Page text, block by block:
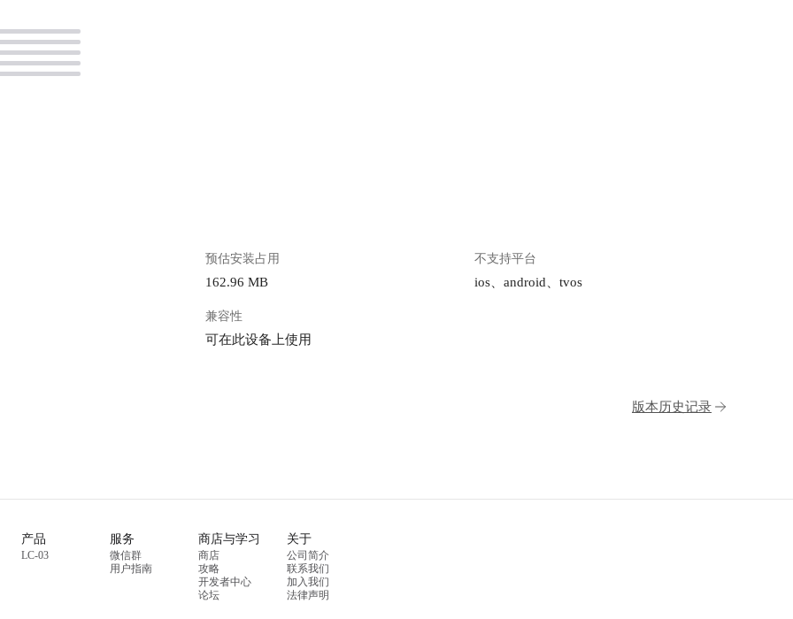
预估安装占用
162.96 MB
不支持平台
ios、android、tvos
兼容性
可在此设备上使用
版本历史记录
产品
LC-03
服务
微信群
用户指南
商店与学习
商店
攻略
开发者中心
论坛
关于
公司简介
联系我们
加入我们
法律声明